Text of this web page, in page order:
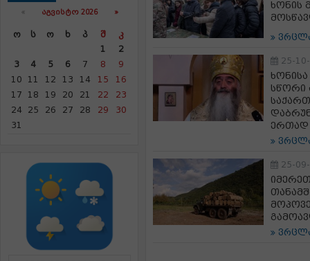
« ᲐᲒᲕᲘᲡᲢᲝ 2026 »
Ო Ს Ო Ხ Პ Შ
Კ
1
2
3
4 5 6 7 8
9
10
11 12 13 14 15
16
17
18 19 20 21 22
23
24
25 26 27 28 29
30
31
ხონის
25-
სწორი
ერთად
25-